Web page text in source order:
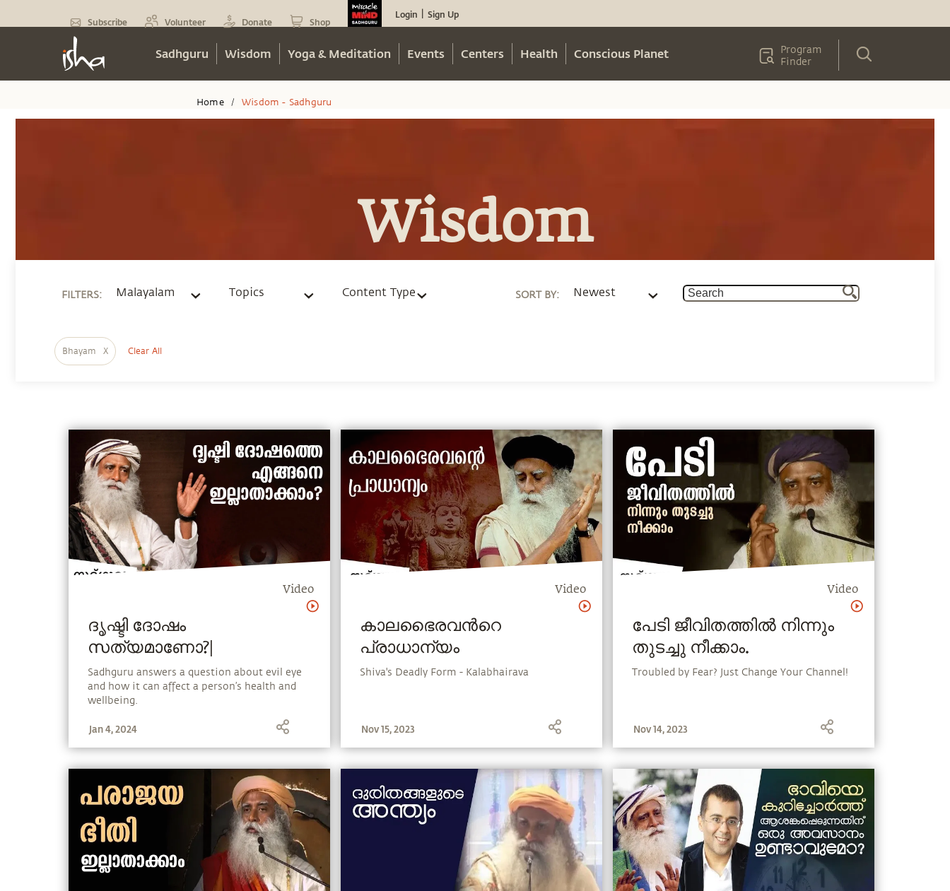
Subscribe Volunteer Donate Shop
Login Sign Up
Sadhguru Wisdom Yoga & Meditation Events Centers Health Conscious Planet
Program
Finder
Home / Wisdom - Sadhguru
Wisdom
FILTERS: Malayalam Topics Content Type SORT BY: Newest
Bhayam X Clear All
Video
ദൃഷ്ടി ദോഷം
സത്യമാണോ?|
Sadhguru answers a question about evil eye
and how it can affect a person’s health and
wellbeing.
Jan 4, 2024
Video
കാലഭൈരവന്‍റെ
പ്രാധാന്യം
Shiva's Deadly Form - Kalabhairava
Nov 15, 2023
Video
പേടി ജീവിതത്തില്‍ നിന്നും
തുടച്ചു നീക്കാം.
Troubled by Fear? Just Change Your Channel!
Nov 14, 2023